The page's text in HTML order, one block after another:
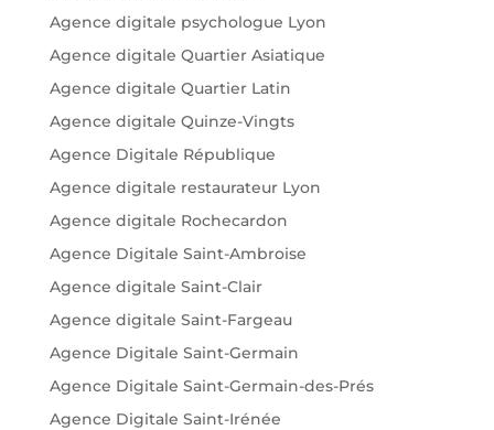
Agence digitale psychologue Lyon
Agence digitale Quartier Asiatique
Agence digitale Quartier Latin
Agence digitale Quinze-Vingts
Agence Digitale République
Agence digitale restaurateur Lyon
Agence digitale Rochecardon
Agence Digitale Saint-Ambroise
Agence digitale Saint-Clair
Agence digitale Saint-Fargeau
Agence Digitale Saint-Germain
Agence Digitale Saint-Germain-des-Prés
Agence Digitale Saint-Irénée